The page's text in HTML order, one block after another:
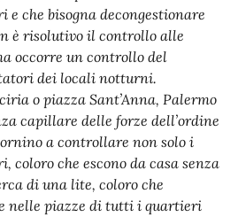
che bisogna decongestionare
è risolutivo il controllo alle
occorre un controllo del
dei locali notturni.
o piazza Sant’Anna, Palermo
capillare delle forze dell’ordine
a controllare non solo i
coloro che escono da casa senza
di una lite, coloro che
nelle piazze di tutti i quartieri